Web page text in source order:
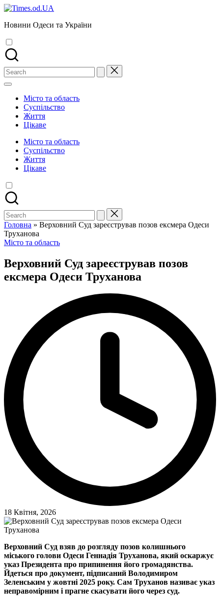
Skip
content
Новини Одеси та України
Search
for:
Місто та область
Суспільство
Життя
Цікаве
Місто та область
Суспільство
Життя
Цікаве
Search
for:
Головна » Верховний Суд зареєстрував позов ексмера Одеси
Труханова
Posted
Місто та область
Верховний Суд зареєстрував позов
ексмера Одеси Труханова
18 Квітня, 2026
Верховний Суд взяв до розгляду позов колишнього
міського голови Одеси Геннадія Труханова, який оскаржує
указ Президента про припинення його громадянства.
Йдеться про документ, підписаний Володимиром
Зеленським у жовтні 2025 року. Сам Труханов називає указ
неправомірним і прагне скасувати його через суд.